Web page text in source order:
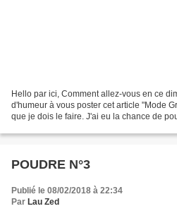
Hello par ici, Comment allez-vous en ce
d'humeur à vous poster cet article "Mode
que je dois le faire. J'ai eu la chance de
POUDRE N°3
Publié le 08/02/2018 à 22:34
Par Lau Zed